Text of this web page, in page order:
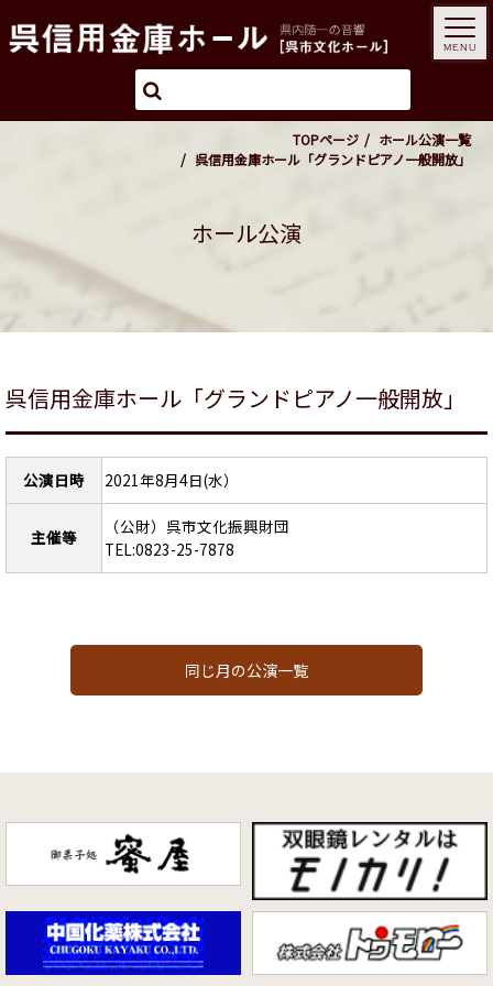
TOPページ
ホール公演一覧
呉信用金庫ホール「グランドピアノ一般開放」
ホール公演
呉信用金庫ホール「グランドピアノ一般開放」
公演日時 2021年8月4日(水）
主催等
（公財）呉市文化振興財団
TEL:0823-25-7878
同じ月の公演一覧
MENU